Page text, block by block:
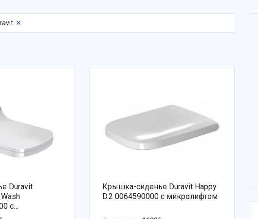
Duravit
с
хром,
Крышка-сиденье Duravit Happy
D.2 0064590000 с микролифтом